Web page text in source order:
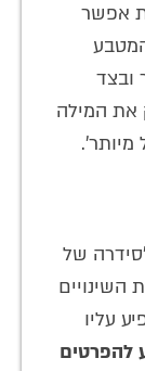
אפשר
ובצד
את המילה
מיותר'.
'סידרה של
עליו
להפרטים